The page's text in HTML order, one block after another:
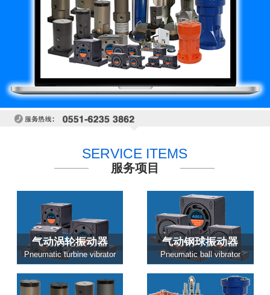
SERVICE ITEMS
服务项目
气动涡轮振动器
Pneumatic turbine vibrator
气动钢球振动器
Pneumatic ball vibrator